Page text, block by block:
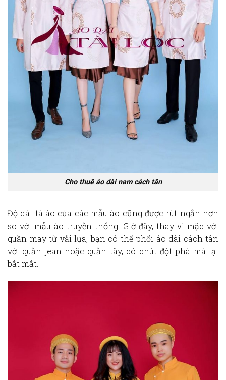
Cho thuê áo dài nam cách tân
Độ dài tà áo của các mẫu áo cũng được rút ngắn hơn
so với mẫu áo truyền thống. Giờ đây, thay vì mặc với
quần may từ vải lụa, bạn có thể phối áo dài cách tân
với quần jean hoặc quần tây, có chút đột phá mà lại
bắt mắt.